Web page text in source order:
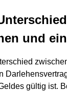
und
gültig ist.